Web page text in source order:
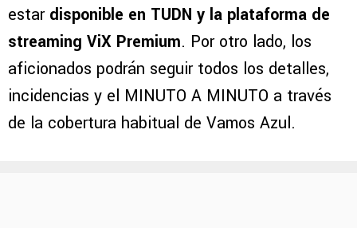
estar disponible en TUDN y la plataforma de
streaming ViX Premium. Por otro lado, los
aficionados podrán seguir todos los detalles,
incidencias y el MINUTO A MINUTO a través
de la cobertura habitual de Vamos Azul.